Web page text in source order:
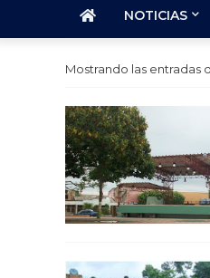
NOTICIAS
Mostrando las entradas